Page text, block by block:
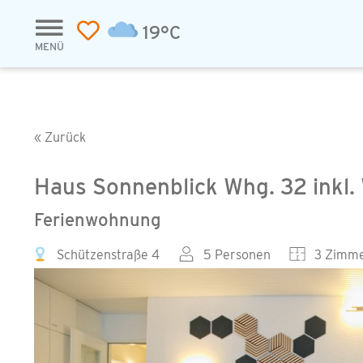
MENÜ
19°C
« Zurück
Haus Sonnenblick Whg. 32 inkl.
Ferienwohnung
Schützenstraße 4 5 Personen 3